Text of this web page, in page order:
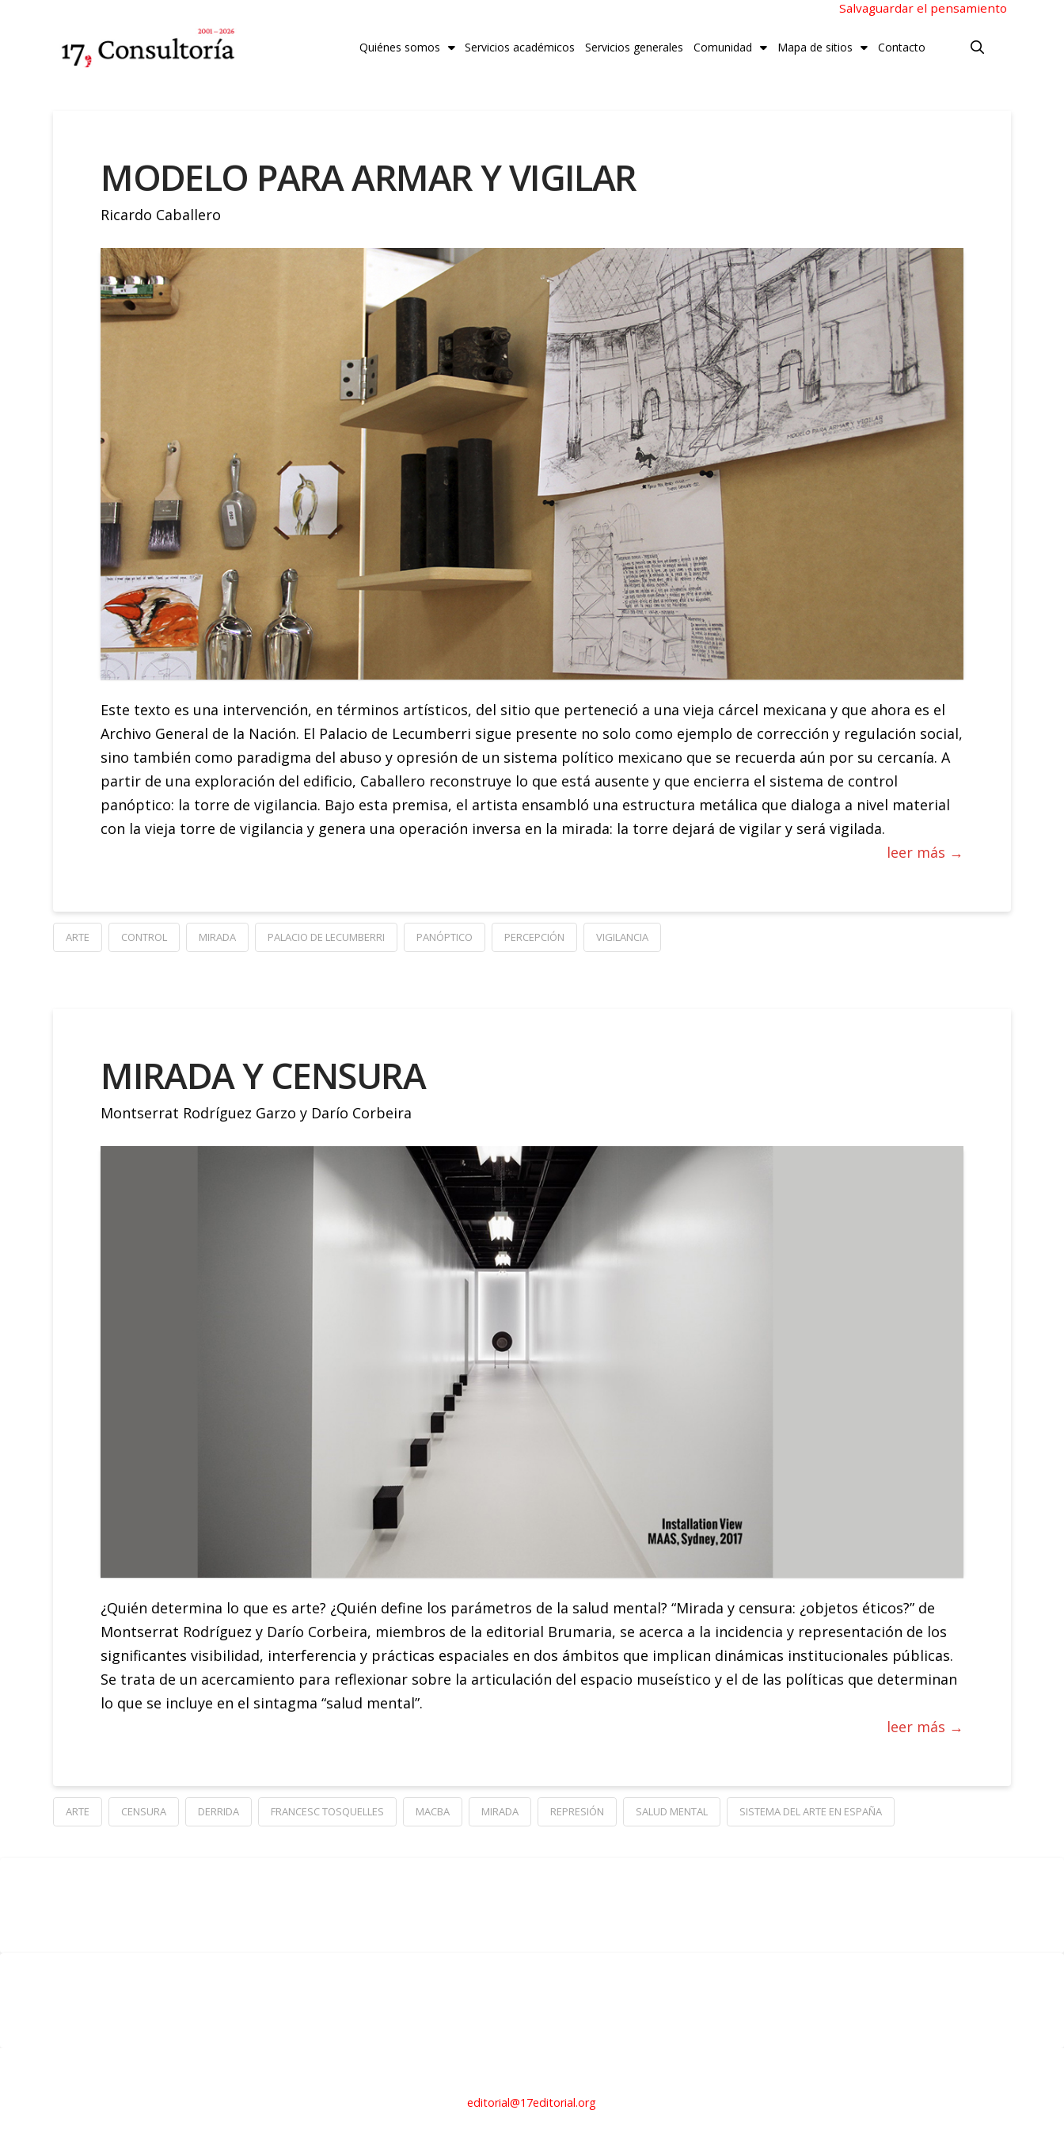
Salvaguardar el pensamiento
Quiénes somos Servicios académicos Servicios generales Comunidad Mapa de sitios Contacto
MODELO PARA ARMAR Y VIGILAR
Ricardo Caballero
Este texto es una intervención, en términos artísticos, del sitio que perteneció a una vieja cárcel mexicana y que ahora es el
Archivo General de la Nación. El Palacio de Lecumberri sigue presente no solo como ejemplo de corrección y regulación social,
sino también como paradigma del abuso y opresión de un sistema político mexicano que se recuerda aún por su cercanía. A
partir de una exploración del edificio, Caballero reconstruye lo que está ausente y que encierra el sistema de control
panóptico: la torre de vigilancia. Bajo esta premisa, el artista ensambló una estructura metálica que dialoga a nivel material
con la vieja torre de vigilancia y genera una operación inversa en la mirada: la torre dejará de vigilar y será vigilada.
leer más →
ARTE CONTROL MIRADA PALACIO DE LECUMBERRI PANÓPTICO PERCEPCIÓN VIGILANCIA
MIRADA Y CENSURA
Montserrat Rodríguez Garzo y Darío Corbeira
¿Quién determina lo que es arte? ¿Quién define los parámetros de la salud mental? “Mirada y censura: ¿objetos éticos?” de
Montserrat Rodríguez y Darío Corbeira, miembros de la editorial Brumaria, se acerca a la incidencia y representación de los
significantes visibilidad, interferencia y prácticas espaciales en dos ámbitos que implican dinámicas institucionales públicas.
Se trata de un acercamiento para reflexionar sobre la articulación del espacio museístico y el de las políticas que determinan
lo que se incluye en el sintagma “salud mental”.
leer más →
ARTE CENSURA DERRIDA FRANCESC TOSQUELLES MACBA MIRADA REPRESIÓN SALUD MENTAL SISTEMA DEL ARTE EN ESPAÑA
editorial@17editorial.org